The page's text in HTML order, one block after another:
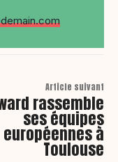
Article suivant
rassemble
ses équipes
européennes à
Toulouse